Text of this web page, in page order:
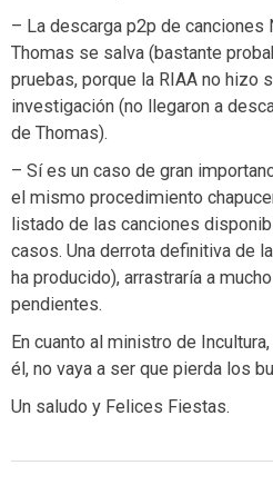
– La descarga p2p de canciones
Thomas se salva (bastante
pruebas, porque la RIAA no hizo
investigación (no llegaron a
de Thomas).
– Sí es un caso de gran
el mismo procedimiento
listado de las canciones
casos. Una derrota definitiva de
ha producido), arrastraría a
pendientes.
En cuanto al ministro de
él, no vaya a ser que pierda los
Un saludo y Felices Fiestas.